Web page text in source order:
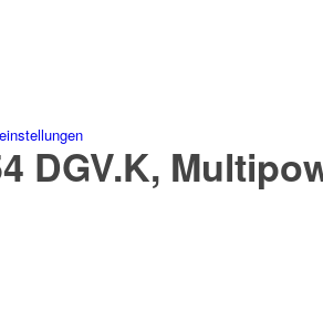
DGV.K,